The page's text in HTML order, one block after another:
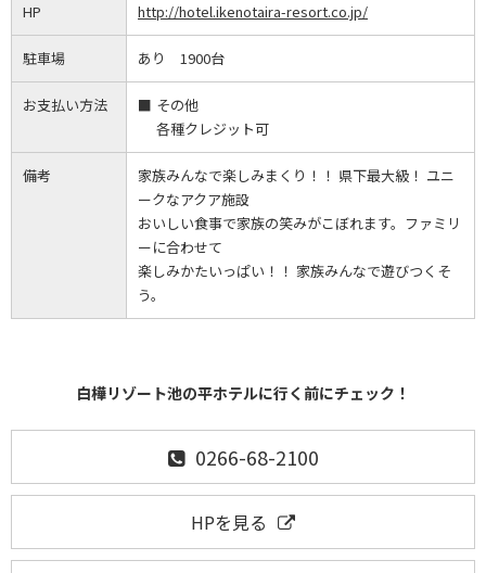
HP http://hotel.ikenotaira-resort.co.jp/
駐車場 あり 1900台
お支払い方法
その他
各種クレジット可
備考
家族みんなで楽しみまくり！！ 県下最大級！ ユニ
ークなアクア施設
おいしい食事で家族の笑みがこぼれます。ファミリ
ーに合わせて
楽しみかたいっぱい！！ 家族みんなで遊びつくそ
う。
白樺リゾート池の平ホテルに行く前にチェック！
0266-68-2100
HPを見る